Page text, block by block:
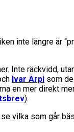
inte längre är
Inte räckvidd,
Ivar Arpi som
en mer direkt
).
vilka som går